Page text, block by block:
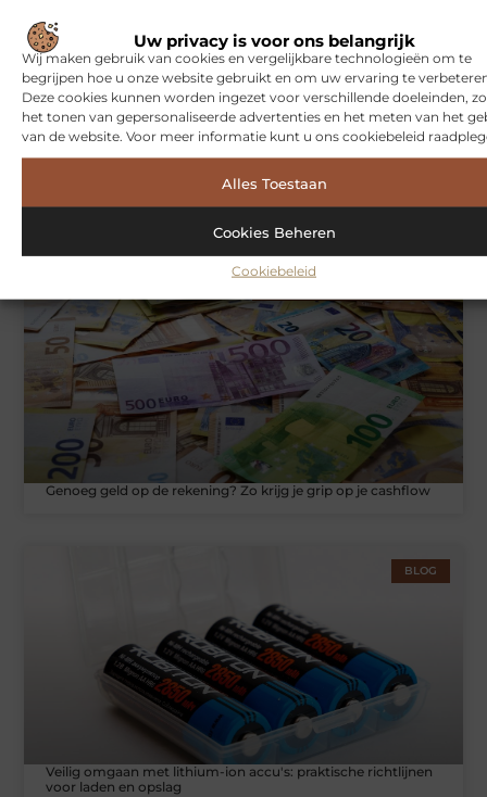
Uw privacy is voor ons belangrijk
Wij maken gebruik van cookies en vergelijkbare technologieën om te
begrijpen hoe u onze website gebruikt en om uw ervaring te
Deze cookies kunnen worden ingezet voor verschillende doeleinden,
het tonen van gepersonaliseerde advertenties en het meten van het
van de website. Voor meer informatie kunt u ons cookiebeleid
Alles Toestaan
Cookies Beheren
Cookiebeleid
Hoe je jouw woning in Amsterdam beter beschermt tegen
weersinvloeden
Genoeg geld op de rekening? Zo krijg je grip op je cashflow
BLOG
Veilig omgaan met lithium-ion accu's: praktische richtlijnen
voor laden en opslag